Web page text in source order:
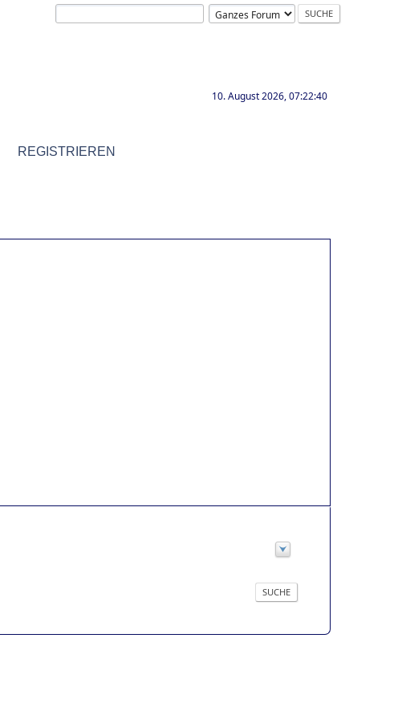
10. August 2026, 07:22:40
REGISTRIEREN